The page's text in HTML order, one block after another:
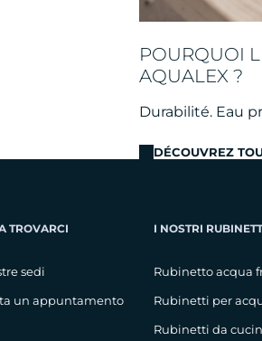
POURQUOI
AQUALEX ?
Durabilité. Eau
DÉCOUVREZ
TROVARCI
sedi
un appuntamento
I NOSTRI
Rubinetto acqua
Rubinetti per
Rubinetti da